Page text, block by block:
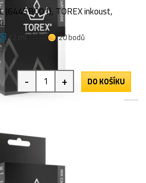
(6445B001), TOREX inkoust,
12 ml
20 bodů
- + DO KOŠÍKU